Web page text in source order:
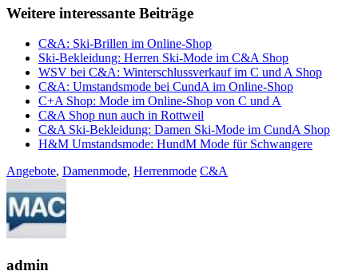
Weitere interessante Beiträge
C&A: Ski-Brillen im Online-Shop
Ski-Bekleidung: Herren Ski-Mode im C&A Shop
WSV bei C&A: Winterschlussverkauf im C und A Shop
C&A: Umstandsmode bei CundA im Online-Shop
C+A Shop: Mode im Online-Shop von C und A
C&A Shop nun auch in Rottweil
C&A Ski-Bekleidung: Damen Ski-Mode im CundA Shop
H&M Umstandsmode: HundM Mode für Schwangere
Angebote, Damenmode, Herrenmode C&A
admin